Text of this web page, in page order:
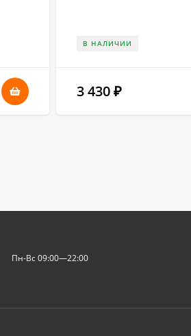
В НАЛИЧИИ
3 430 ₽
Пн-Вс 09:00—22:00